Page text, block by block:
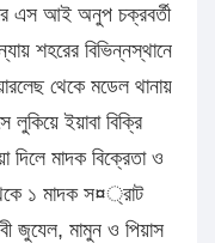
এস আই অনুপ চক্রবর্তী
শহরের বিভিন্নস্থানে
থেকে মডেল থানায়
লুকিয়ে ইয়াবা বিক্রি
দিলে মাদক বিক্রেতা ও
থেকে ১ মাদক স¤্রাট
জুযেল, মামুন ও পিয়াস